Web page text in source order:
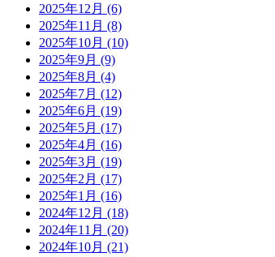
2025年12月 (6)
2025年11月 (8)
2025年10月 (10)
2025年9月 (9)
2025年8月 (4)
2025年7月 (12)
2025年6月 (19)
2025年5月 (17)
2025年4月 (16)
2025年3月 (19)
2025年2月 (17)
2025年1月 (16)
2024年12月 (18)
2024年11月 (20)
2024年10月 (21)